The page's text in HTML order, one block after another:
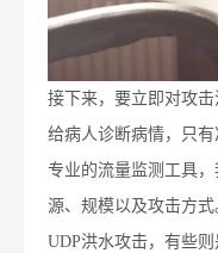
接下来，要立即对攻
给病人诊断病情，只
专业的流量监测工具
源、规模以及攻击方
UDP洪水攻击，有些